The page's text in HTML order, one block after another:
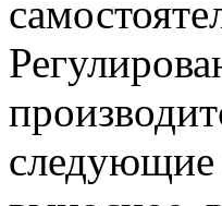
следующие